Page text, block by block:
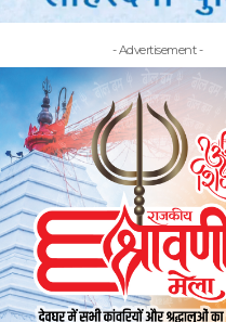
- Advertisement -